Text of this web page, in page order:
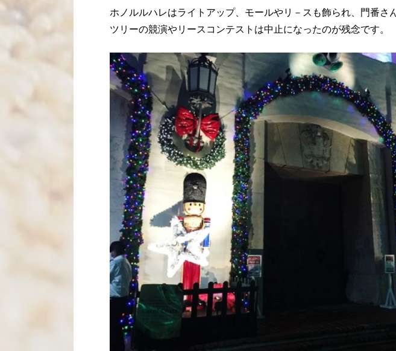
ホノルルハレはライトアップ、モールやリ－スも飾られ、門番さ
ツリーの競演やリースコンテストは中止になったのが残念です。